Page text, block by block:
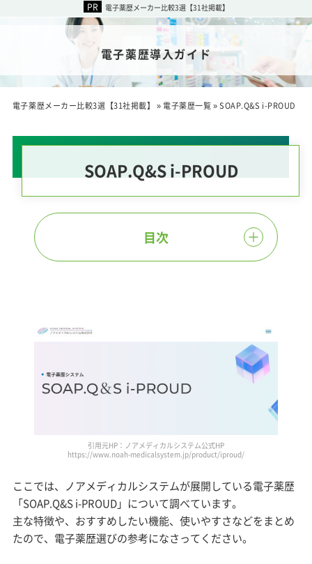
電子薬歴メーカー比較3選【31社掲載】
電子薬歴導入ガイド
電子薬歴メーカー比較3選【31社掲載】 »電子薬歴一覧»SOAP.Q&S i-PROUD
SOAP.Q&S i-PROUD
目次
電子薬歴SOAP.Q&S i-PROUDのおすすめ機能
SOAP.Q&S i-PROUDの在宅診療への対応
SOAP.Q&S i-PROUDの使いやすさ
SOAP.Q&S i-PROUDの利用者の声
もっと見る
引用元HP：ノアメディカルシステム公式HP
https://www.noah-medicalsystem.jp/product/iproud/
ここでは、ノアメディカルシステムが展開している電子薬歴
「SOAP.Q&S i-PROUD」について調べています。
主な特徴や、おすすめしたい機能、使いやすさなどをまとめ
たので、電子薬歴選びの参考になさってください。